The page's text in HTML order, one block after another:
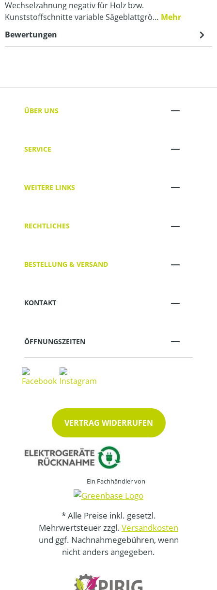
Wechselzahnung negativ für Holz bzw.
Kunststoffschnitte variable Sägeblattgrö… Mehr
Bewertungen
ÜBER UNS
SERVICE
WEITERE LINKS
RECHTLICHES
BESTELLUNG & VERSAND
KONTAKT
ÖFFNUNGSZEITEN
VERTRAG WIDERRUFEN
Ein Fachhändler von
* Alle Preise inkl. gesetzl.
Mehrwertsteuer zzgl. Versandkosten
und ggf. Nachnahmegebühren, wenn
nicht anders angegeben.